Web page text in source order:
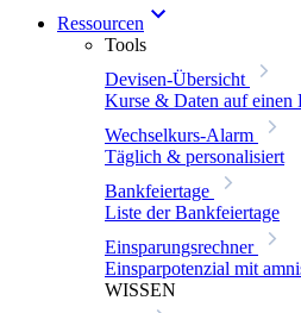
Ressourcen
Tools
Devisen-Übersicht
Kurse & Daten auf einen
Wechselkurs-Alarm
Täglich & personalisiert
Bankfeiertage
Liste der Bankfeiertage
Einsparungsrechner
Einsparpotenzial mit
WISSEN